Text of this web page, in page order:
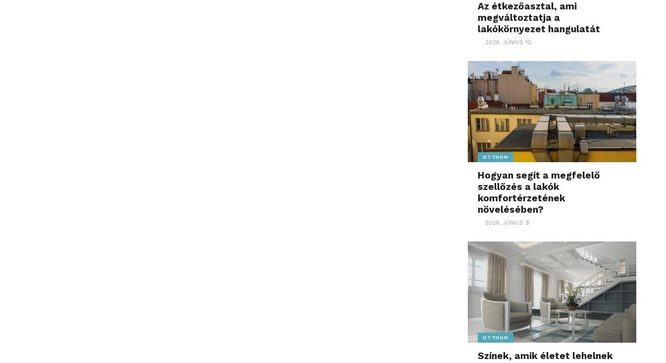
Az étkezőasztal, ami
megváltoztatja a
lakókörnyezet hangulatát
2026. JÚNIUS 10.
OTTHON
Hogyan segít a megfelelő
szellőzés a lakók
komfortérzetének
növelésében?
2026. JÚNIUS 9.
OTTHON
Színek, amik életet lehelnek